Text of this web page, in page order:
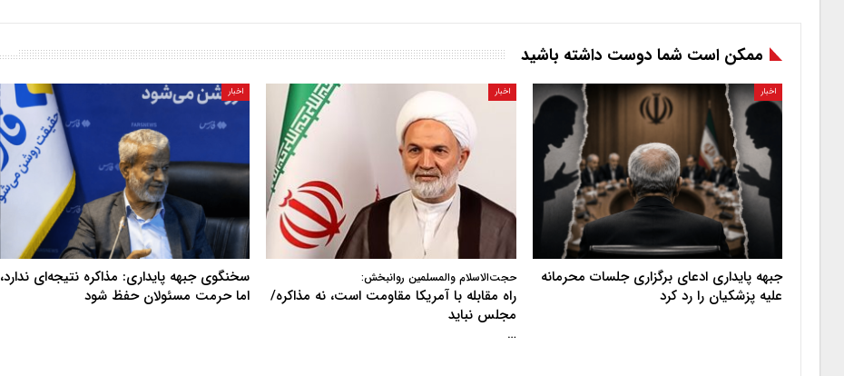
ممکن است شما دوست داشته باشید
اخبار
جبهه پایداری ادعای برگزاری جلسات محرمانه
علیه پزشکیان را رد کرد
اخبار
حجت‌الاسلام والمسلمین روانبخش:
راه مقابله با آمریکا مقاومت است، نه مذاکره/
مجلس نباید
…
اخبار
سخنگوی جبهه پایداری: مذاکره نتیجه‌ای ندارد،
اما حرمت مسئولان حفظ شود